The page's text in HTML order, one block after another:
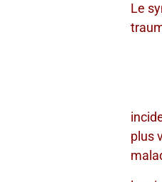
Le
plus